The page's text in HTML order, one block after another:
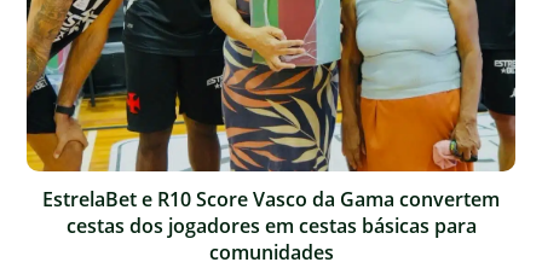
EstrelaBet e R10 Score Vasco da Gama convertem
cestas dos jogadores em cestas básicas para
comunidades